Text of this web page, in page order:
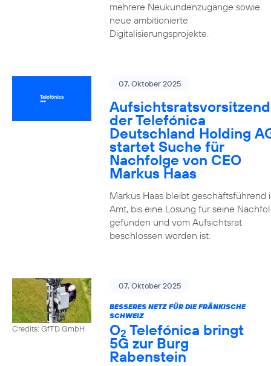
mehrere Neukundenzugänge sowie
neue ambitionierte
Digitalisierungsprojekte.
07. Oktober 2025
der Telefónica
Deutschland Holding
startet Suche für
Nachfolge von CEO
Markus Haas
Markus Haas bleibt geschäftsführend
Amt, bis eine Lösung für seine
gefunden und vom Aufsichtsrat
beschlossen worden ist.
Credits: GfTD GmbH
07. Oktober 2025
BESSERES NETZ FÜR DIE FRÄNKISCHE
SCHWEIZ
O2 Telefónica bringt
5G zur Burg
Rabenstein